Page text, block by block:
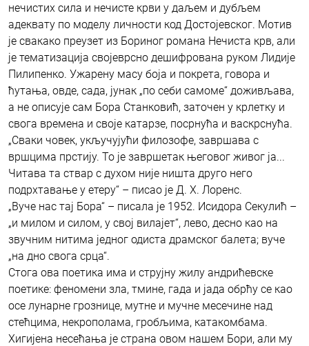
нечистих сила и нечисте крви у даљем и дубљем
адеквату по моделу личности код Достојевског. Мотив
је свакако преузет из Бориног романа Нечиста крв, али
је тематизација својеврсно дешифрована руком Лидије
Пилипенко. Ужарену масу боја и покрета, говора и
ћутања, овде, сада, јунак „по себи самоме“ доживљава,
а не описује сам Бора Станковић, заточен у крлетку и
свога времена и своје катарзе, посрнућа и васкрснућа.
„Сваки човек, укључујући филозофе, завршава с
вршцима прстију. То је завршетак његовог живог ја...
Читава та ствар с духом није ништа друго него
подрхтавање у етеру“ – писао је Д. Х. Лоренс.
„Вуче нас тај Бора“ – писала је 1952. Исидора Секулић –
„и милом и силом, у свој вилајет“, лево, десно као на
звучним нитима једног одиста драмског балета; вуче
„на дно свога срца“.
Стога ова поетика има и струјну жилу андрићевске
поетике: феномени зла, тмине, гада и јада обрћу се као
осе лунарне грознице, мутне и мучне месечине над
стећцима, некрополама, гробљима, катакомбама.
Хигијена несећања је страна овом нашем Бори, али му